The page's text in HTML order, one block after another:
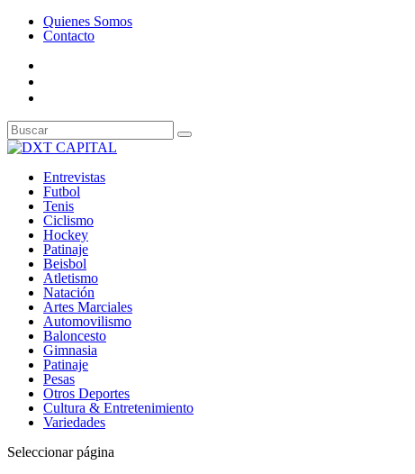
Quienes Somos
Contacto
Entrevistas
Futbol
Tenis
Ciclismo
Hockey
Patinaje
Beisbol
Atletismo
Natación
Artes Marciales
Automovilismo
Baloncesto
Gimnasia
Patinaje
Pesas
Otros Deportes
Cultura & Entretenimiento
Variedades
Seleccionar página